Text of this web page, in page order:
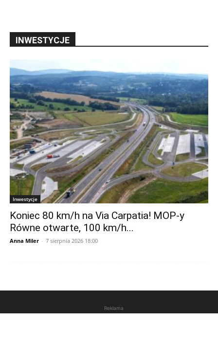
INWESTYCJE
Inwestycje
Koniec 80 km/h na Via Carpatia! MOP-y
Równe otwarte, 100 km/h...
Anna Miler - 7 sierpnia 2026 18:00
Reklama